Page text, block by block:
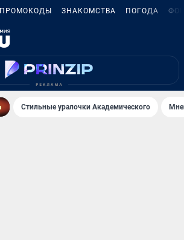
ПРОМОКОДЫ ЗНАКОМСТВА ПОГОДА
Стильные уралочки Академического